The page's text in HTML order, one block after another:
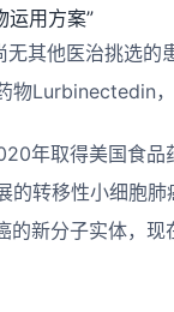
运用方案”
其他医治挑选
Lurbinectedin
年取得美国食品
的转移性小细胞
新分子实体，